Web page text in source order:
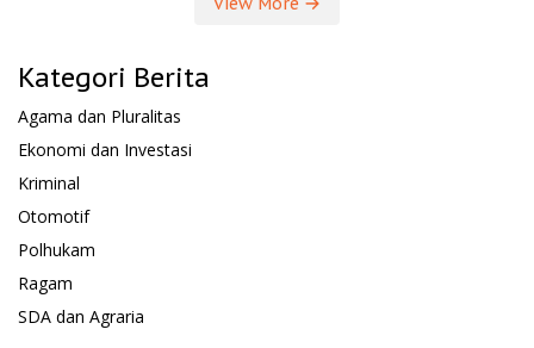
Kategori Berita
Agama dan Pluralitas
Ekonomi dan Investasi
Kriminal
Otomotif
Polhukam
Ragam
SDA dan Agraria